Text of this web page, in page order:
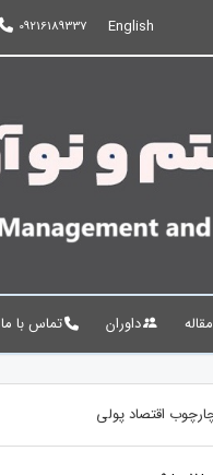
English
09216189337
داوران تماس با ما
اقتصاد پولی